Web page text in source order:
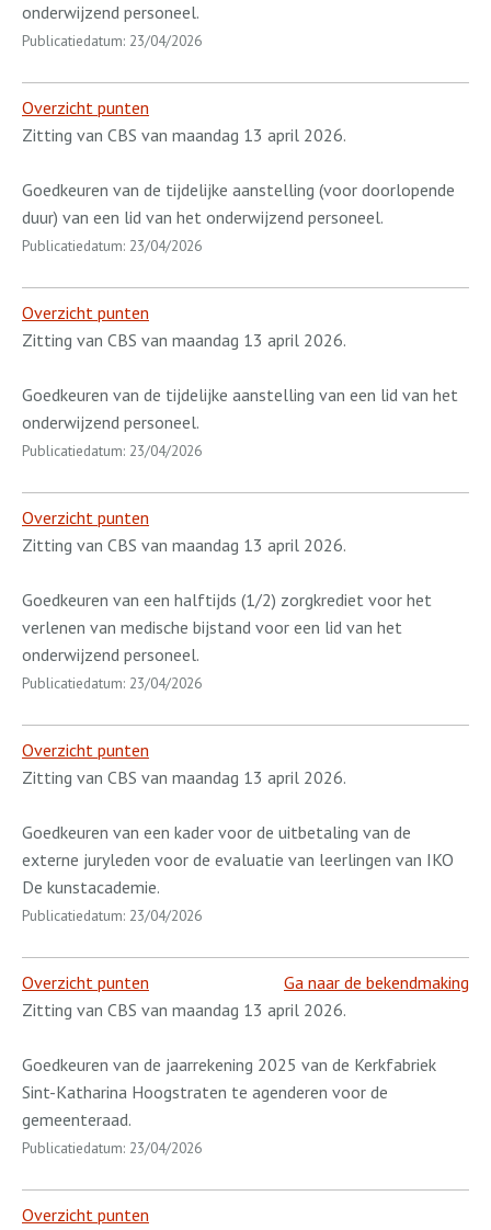
onderwijzend personeel.
Publicatiedatum: 23/04/2026
Overzicht punten
Zitting van CBS van maandag 13 april 2026.
Goedkeuren van de tijdelijke aanstelling (voor doorlopende
duur) van een lid van het onderwijzend personeel.
Publicatiedatum: 23/04/2026
Overzicht punten
Zitting van CBS van maandag 13 april 2026.
Goedkeuren van de tijdelijke aanstelling van een lid van het
onderwijzend personeel.
Publicatiedatum: 23/04/2026
Overzicht punten
Zitting van CBS van maandag 13 april 2026.
Goedkeuren van een halftijds (1/2) zorgkrediet voor het
verlenen van medische bijstand voor een lid van het
onderwijzend personeel.
Publicatiedatum: 23/04/2026
Overzicht punten
Zitting van CBS van maandag 13 april 2026.
Goedkeuren van een kader voor de uitbetaling van de
externe juryleden voor de evaluatie van leerlingen van IKO
De kunstacademie.
Publicatiedatum: 23/04/2026
Overzicht punten
Ga naar de bekendmaking
Zitting van CBS van maandag 13 april 2026.
Goedkeuren van de jaarrekening 2025 van de Kerkfabriek
Sint-Katharina Hoogstraten te agenderen voor de
gemeenteraad.
Publicatiedatum: 23/04/2026
Overzicht punten